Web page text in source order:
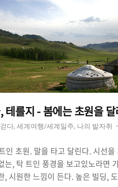
져가는 것들'을 보존하기 위한 노
, "결국, 언젠가는 사라져 버릴 것"
있다. '끝내는 사라져 버릴, 인류가
는 슬프면서도 장엄한 느..
테를지 - 봄에는 초원을 달
다, 세계여행/세계일주, 나의 발자취
인 초원. 말을 타고 달린다. 시선을
는, 탁 트인 풍경을 보고있노라면
, 시원한 느낌이 든다. 높은 빌딩,